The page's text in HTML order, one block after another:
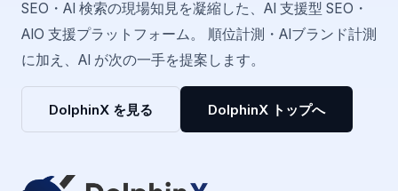
SEO・AI 検索の現場知見を凝縮した、AI 支援型 SEO・
AIO 支援プラットフォーム。 順位計測・AIブランド計測
に加え、AI が次の一手を提案します。
DolphinX を見る DolphinX トップへ